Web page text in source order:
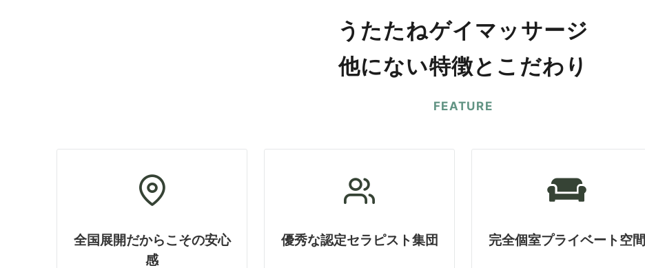
うたたねゲイマッサージ
他にない特徴とこだわり
FEATURE
全国展開だからこその安心
感
優秀な認定セラピスト集団 完全個室プライベート空間